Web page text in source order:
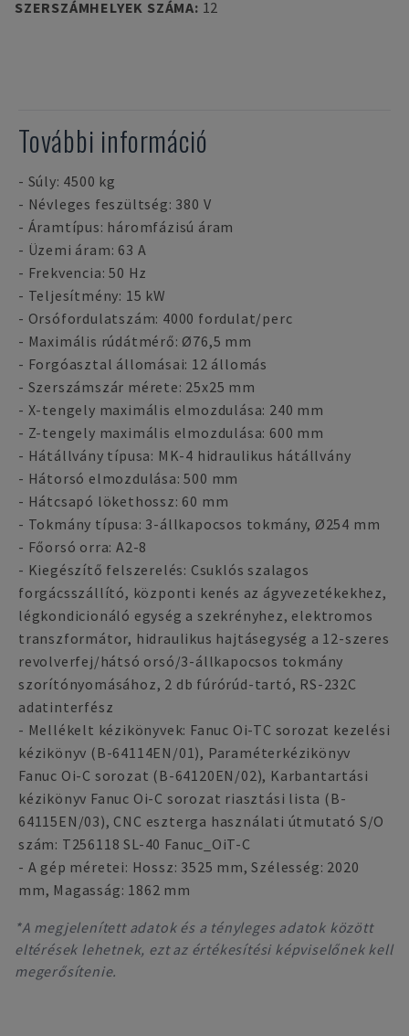
SZERSZÁMHELYEK SZÁMA: 12
További információ
- Súly: 4500 kg
- Névleges feszültség: 380 V
- Áramtípus: háromfázisú áram
- Üzemi áram: 63 A
- Frekvencia: 50 Hz
- Teljesítmény: 15 kW
- Orsófordulatszám: 4000 fordulat/perc
- Maximális rúdátmérő: Ø76,5 mm
- Forgóasztal állomásai: 12 állomás
- Szerszámszár mérete: 25x25 mm
- X-tengely maximális elmozdulása: 240 mm
- Z-tengely maximális elmozdulása: 600 mm
- Hátállvány típusa: MK-4 hidraulikus hátállvány
- Hátorsó elmozdulása: 500 mm
- Hátcsapó lökethossz: 60 mm
- Tokmány típusa: 3-állkapocsos tokmány, Ø254 mm
- Főorsó orra: A2-8
- Kiegészítő felszerelés: Csuklós szalagos
forgácsszállító, központi kenés az ágyvezetékekhez,
légkondicionáló egység a szekrényhez, elektromos
transzformátor, hidraulikus hajtásegység a 12-szeres
revolverfej/hátsó orsó/3-állkapocsos tokmány
szorítónyomásához, 2 db fúrórúd-tartó, RS-232C
adatinterfész
- Mellékelt kézikönyvek: Fanuc Oi-TC sorozat kezelési
kézikönyv (B-64114EN/01), Paraméterkézikönyv
Fanuc Oi-C sorozat (B-64120EN/02), Karbantartási
kézikönyv Fanuc Oi-C sorozat riasztási lista (B-
64115EN/03), CNC eszterga használati útmutató S/O
szám: T256118 SL-40 Fanuc_OiT-C
- A gép méretei: Hossz: 3525 mm, Szélesség: 2020
mm, Magasság: 1862 mm
*A megjelenített adatok és a tényleges adatok között
eltérések lehetnek, ezt az értékesítési képviselőnek kell
megerősítenie.